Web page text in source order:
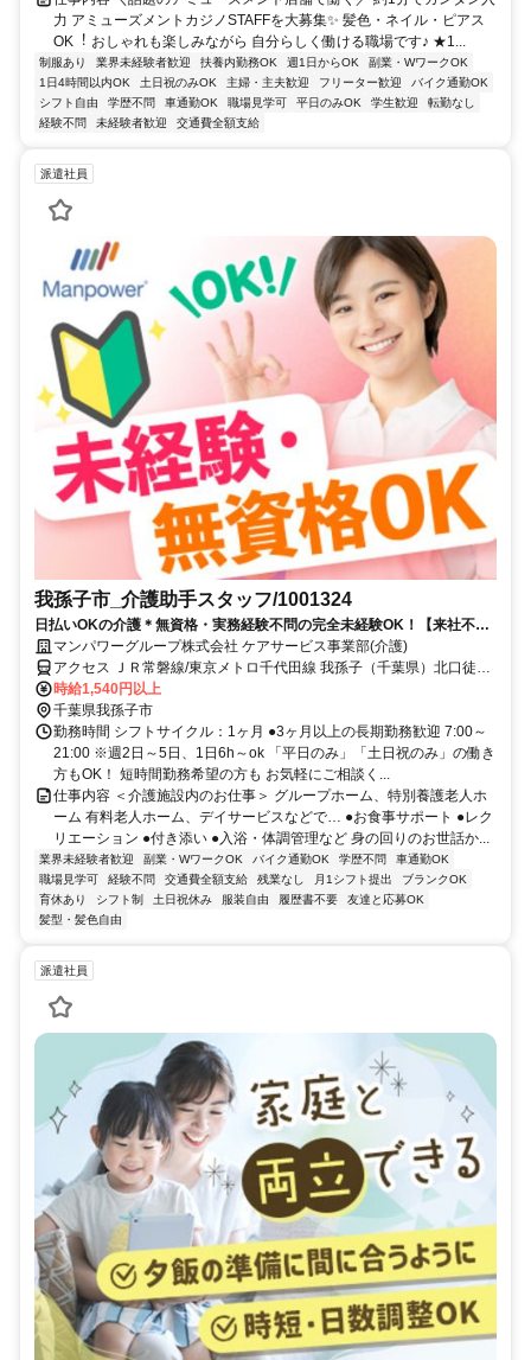
⼒ アミューズメントカジノSTAFFを⼤募集✨ 髪⾊・ネイル・ピアス
OK︕ おしゃれも楽しみながら ⾃分らしく働ける職場です♪ ★1...
制服あり 業界未経験者歓迎 扶養内勤務OK 週1日からOK
副業・WワークOK
1日4時間以内OK
土日祝のみOK 主婦・主夫歓迎 フリーター歓迎
バイク通勤OK
シフト自由
学歴不問 車通勤OK 職場見学可 平日のみOK 学生歓迎
転勤なし
経験不問
未経験者歓迎 交通費全額支給
派遣社員
我孫子市_介護助手スタッフ/1001324
日払いOKの介護＊無資格・実務経験不問の完全未経験OK！【来社不
要！WEB・電話登録OK】
マンパワーグループ株式会社 ケアサービス事業部(介護)
アクセス ＪＲ常磐線/東京メトロ千代田線 我孫子（千葉県）北口徒歩
約2分、ＪＲ成田線 我孫子（千葉県）北口徒歩約2分、ＪＲ常磐線/東
京メトロ千代田線 北柏北口徒歩約33分 車・バイク通勤OK（派遣先に
よる）
時給1,540円以上
千葉県我孫子市
勤務時間 シフトサイクル：1ヶ月 ●3ヶ月以上の長期勤務歓迎 7:00～
21:00 ※週2日～5日、1日6h～ok 「平日のみ」「土日祝のみ」の働き
方もOK！ 短時間勤務希望の方も お気軽にご相談く...
仕事内容 ＜介護施設内のお仕事＞ グループホーム、特別養護老人ホ
ーム 有料老人ホーム、デイサービスなどで… ●お食事サポート ●レク
リエーション ●付き添い ●入浴・体調管理など 身の回りのお世話か...
業界未経験者歓迎 副業・WワークOK バイク通勤OK 学歴不問
車通勤OK
職場見学可
経験不問 交通費全額支給 残業なし 月1シフト提出
ブランクOK
育休あり
シフト制 土日祝休み 服装自由 履歴書不要
友達と応募OK
髪型・髪色自由
派遣社員